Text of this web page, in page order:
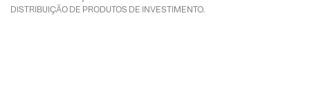
DISTRIBUIÇÃO DE PRODUTOS DE INVESTIMENTO.